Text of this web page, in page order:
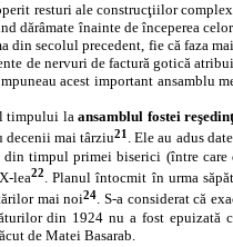
resturi ale construcţiilor
înainte de începerea
secolul precedent, fie că faza
de nervuri de factură gotică
acest important ansamblu
timpului laansamblul fostei
decenii mai târziu21 . Ele au adus
timpul primei biserici (între
22. Planul întocmit în urma
mai noi24. S‑a considerat că
din 1924 nu a fost epuizată
de Matei Basarab.